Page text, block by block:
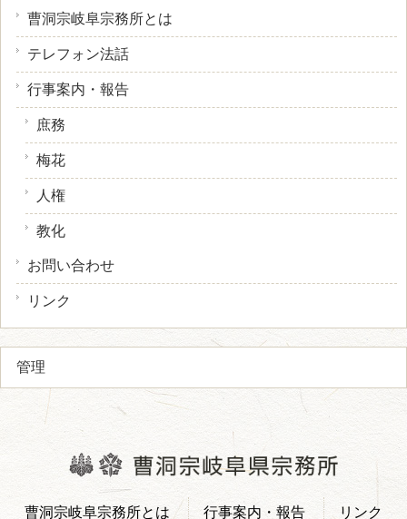
曹洞宗岐阜宗務所とは
テレフォン法話
行事案内・報告
庶務
梅花
人権
教化
お問い合わせ
リンク
管理
曹洞宗岐阜宗務所とは 行事案内・報告 リンク